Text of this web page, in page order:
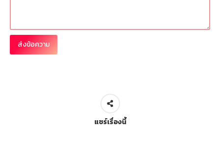
แชร์เรื่องนี้